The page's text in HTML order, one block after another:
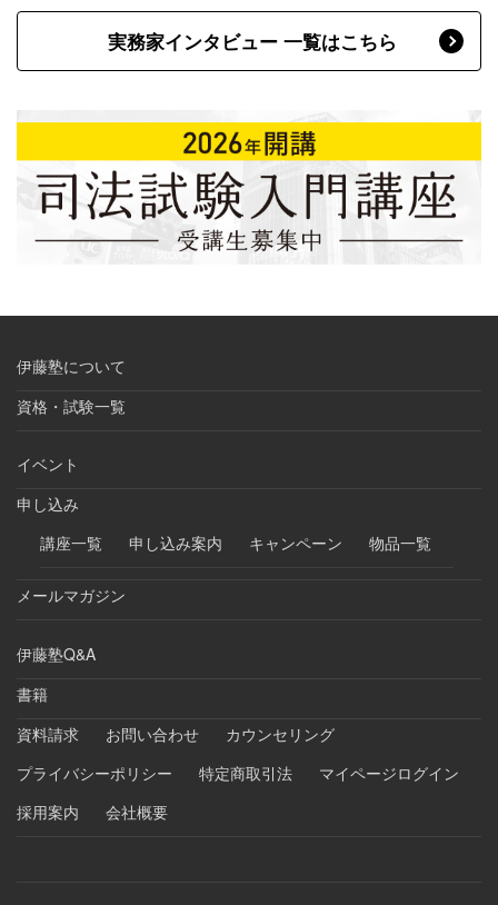
実務家インタビュー 一覧はこちら
伊藤塾について
資格・試験一覧
イベント
申し込み
講座一覧
申し込み案内 キャンペーン 物品一覧
メールマガジン
伊藤塾Q&A
書籍
資料請求
お問い合わせ
カウンセリング
プライバシーポリシー
特定商取引法
マイページログイン
採用案内
会社概要